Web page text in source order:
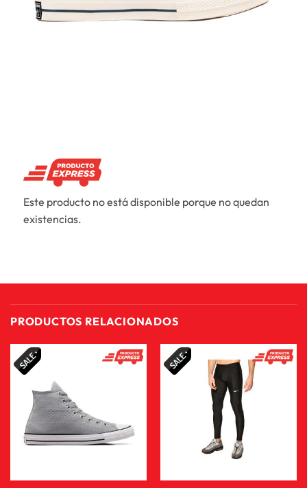
Este producto no está disponible porque no quedan
existencias.
PRODUCTOS RELACIONADOS